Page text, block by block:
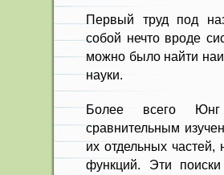
Первый труд под
собой нечто вроде
можно было найти
науки.
Более всего Юнг
сравнительным
их отдельных
функций. Эти